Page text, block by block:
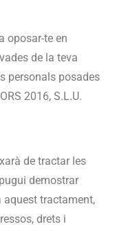
oposar-te en
de la teva
personals posades
2016, S.L.U.
de tractar les
demostrar
tractament,
drets i